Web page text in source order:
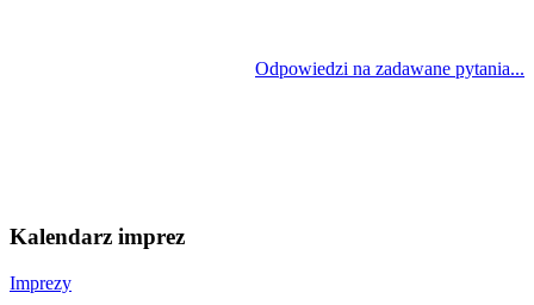
Odpowiedzi na zadawane pytania...
Kalendarz imprez
Imprezy